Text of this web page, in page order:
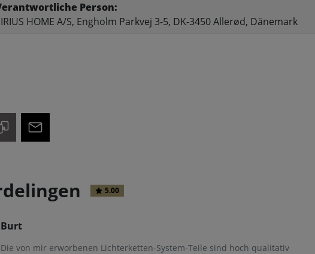
Person:
HOME A/S, Engholm Parkvej 3-5, DK-3450 Allerød, Dänemark
5.00
Burt
Die von mir erworbenen Lichterketten-System-Teile sind hoch qualitativ